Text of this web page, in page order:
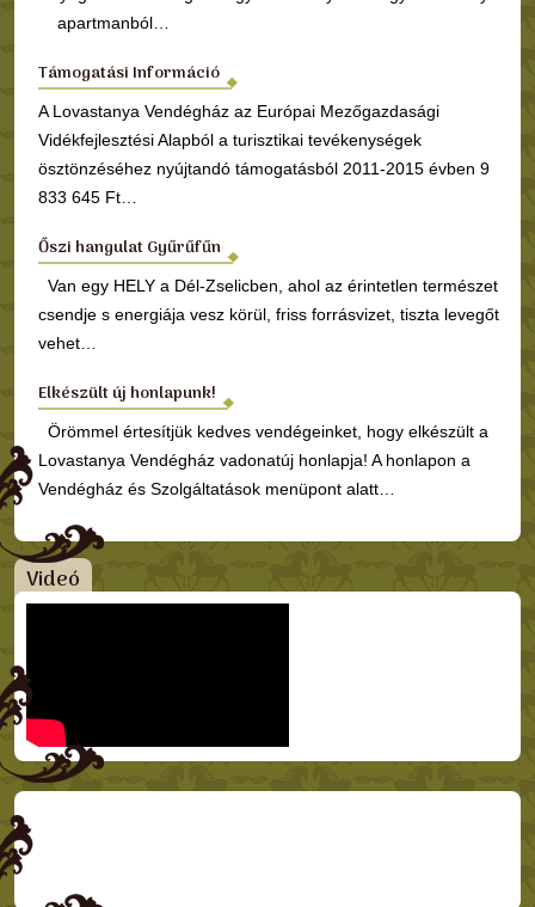
apartmanból…
Támogatási Információ
A Lovastanya Vendégház az Európai Mezőgazdasági
Vidékfejlesztési Alapból a turisztikai tevékenységek
ösztönzéséhez nyújtandó támogatásból 2011-2015 évben 9
833 645 Ft…
Őszi hangulat Gyűrűfűn
Van egy HELY a Dél-Zselicben, ahol az érintetlen természet
csendje s energiája vesz körül, friss forrásvizet, tiszta levegőt
vehet…
Elkészült új honlapunk!
Örömmel értesítjük kedves vendégeinket, hogy elkészült a
Lovastanya Vendégház vadonatúj honlapja! A honlapon a
Vendégház és Szolgáltatások menüpont alatt…
Videó